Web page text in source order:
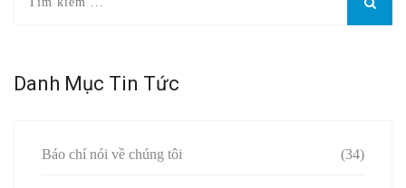
Danh Mục Tin Tức
Báo chí nói về chúng tôi (34)